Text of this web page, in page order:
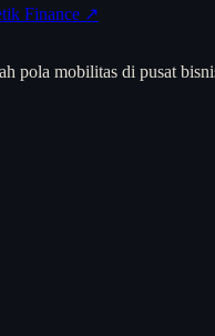
Finance ↗
pola mobilitas di pusat